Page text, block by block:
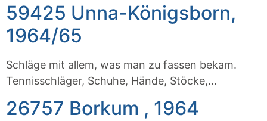
59425 Unna-Königsborn,
1964/65
Schläge mit allem, was man zu fassen bekam.
Tennisschläger, Schuhe, Hände, Stöcke,…
26757 Borkum , 1964